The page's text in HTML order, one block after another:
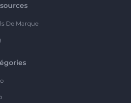
De Marque